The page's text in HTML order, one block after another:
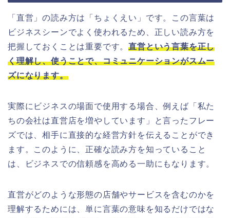
「直営」の読み方は「ちょくえい」です。この言葉は
ビジネスシーンでよく使われるため、正しい読み方を
把握しておくことは重要です。直営という言葉を正し
く理解し、使うことで、コミュニケーションがスムー
ズになります。
実際にビジネスの場面で使用する場合、例えば「私た
ちの会社は直営店を増やしています」と言ったフレー
ズでは、相手に直接的な経営方針を伝えることができ
ます。このように、正確な読み方を知っていること
は、ビジネスでの信頼感を高める一助にもなります。
直営がどのような形態の店舗やサービスを含むのかを
理解するためには、単に言葉の意味を知るだけではな